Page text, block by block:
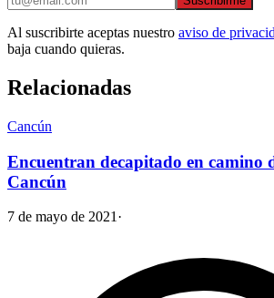
Al suscribirte aceptas nuestro aviso de
baja cuando quieras.
Relacionadas
Cancún
Encuentran decapitado en camino
Cancún
7 de mayo de 2021 ·